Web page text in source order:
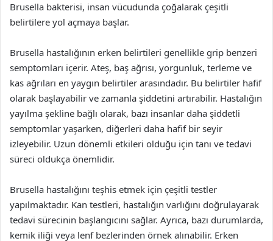
Brusella bakterisi, insan vücudunda çoğalarak çeşitli
belirtilere yol açmaya başlar.
Brusella hastalığının erken belirtileri genellikle grip benzeri
semptomları içerir. Ateş, baş ağrısı, yorgunluk, terleme ve
kas ağrıları en yaygın belirtiler arasındadır. Bu belirtiler hafif
olarak başlayabilir ve zamanla şiddetini artırabilir. Hastalığın
yayılma şekline bağlı olarak, bazı insanlar daha şiddetli
semptomlar yaşarken, diğerleri daha hafif bir seyir
izleyebilir. Uzun dönemli etkileri olduğu için tanı ve tedavi
süreci oldukça önemlidir.
Brusella hastalığını teşhis etmek için çeşitli testler
yapılmaktadır. Kan testleri, hastalığın varlığını doğrulayarak
tedavi sürecinin başlangıcını sağlar. Ayrıca, bazı durumlarda,
kemik iliği veya lenf bezlerinden örnek alınabilir. Erken